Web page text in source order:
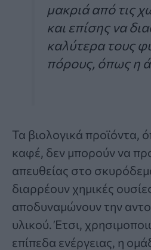
μακριά από τις
και επίσης να
καλύτερα τους
πόρους, όπως η
Τα βιολογικά προϊόντα,
καφέ, δεν μπορούν να
απευθείας στο
διαρρέουν χημικές
αποδυναμώνουν την
υλικού. Έτσι,
επίπεδα ενέργειας, η